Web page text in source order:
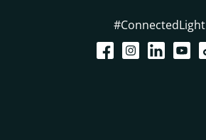
#ConnectedLight